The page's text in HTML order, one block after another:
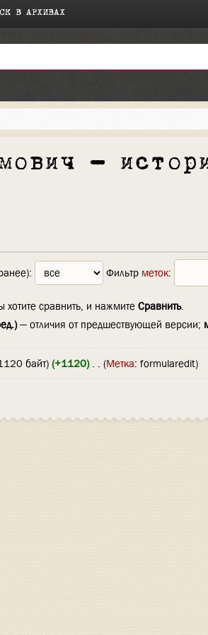
В АРХИВАХ
—
Фильтр меток:
сравнить, и нажмите Сравнить.
— отличия от предшествующей версии;
байт) (+1120)‎ . . (Метка:formularedit)